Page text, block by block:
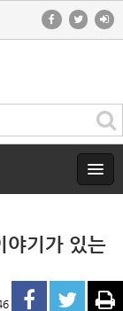
야기가 있는